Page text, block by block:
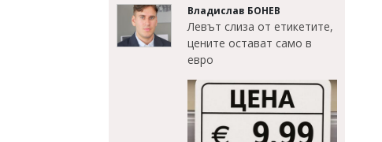
Владислав БОНЕВ
Левът слиза от етикетите,
цените остават само в
евро